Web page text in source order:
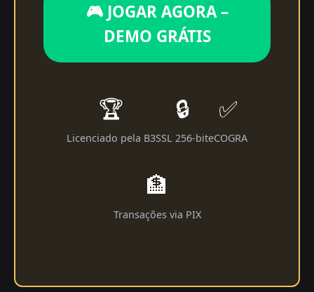
🎮 JOGAR AGORA –
DEMO GRÁTIS
🏆
Licenciado pela B3
🔒
SSL 256-bit
✅
eCOGRA
🏦
Transações via PIX